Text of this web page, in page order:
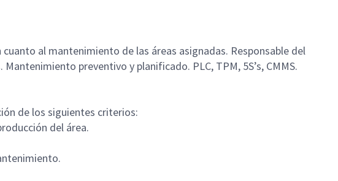
al mantenimiento de las áreas asignadas. Responsable del
preventivo y planificado. PLC, TPM, 5S’s, CMMS.
de los siguientes criterios:
del área.